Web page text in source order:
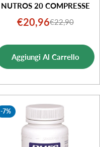
NUTROS 20 COMPRESSE
Prezzo
vendita
€20,96Prezzo
€22,90
Aggiungi Al Carrello
-7%